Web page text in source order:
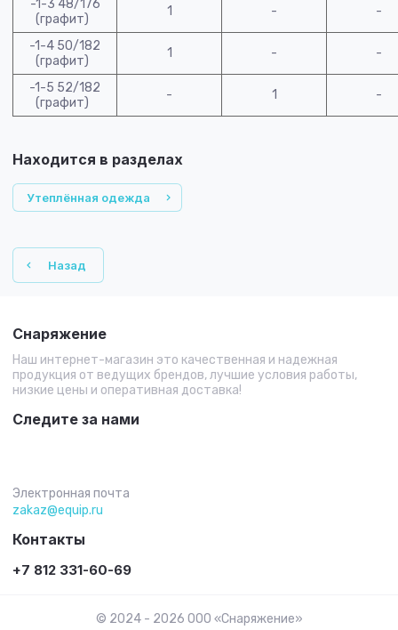
-1-3 48/176
(графит)
1 - -
-1-4 50/182
(графит)
1 - -
-1-5 52/182
(графит)
- 1 -
Находится в разделах
Утеплённая одежда
Назад
Снаряжение
Наш интернет-магазин это качественная и надежная
продукция от ведущих брендов, лучшие условия работы,
низкие цены и оперативная доставка!
Следите за нами
Электронная почта
zakaz@equip.ru
Контакты
+7 812 331-60-69
© 2024 - 2026 ООО «Снаряжение»